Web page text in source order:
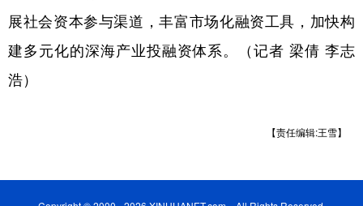
展社会资本参与渠道，丰富市场化融资工具，加快构
建多元化的深海产业投融资体系。（记者 梁倩 李志
浩）
【责任编辑:王雪】